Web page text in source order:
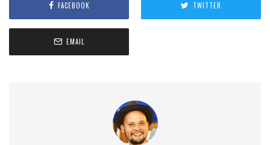
FACEBOOK TWITTER
EMAIL